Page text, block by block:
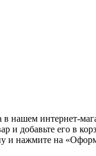
в нашем интернет-
и добавьте его в
и нажмите на